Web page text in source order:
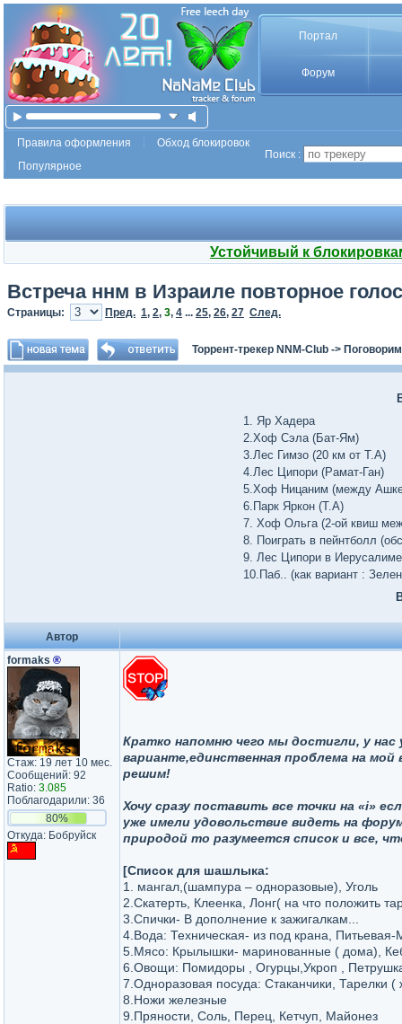
Портал
Форум
Правила оформления
Обход блокировок
Популярное
Поиск :
Устойчивый к
Встреча ннм в Израиле повторное
Страницы: Пред. 1, 2, 3, 4 ... 25, 26, 27 След.
Торрент-трекер NNM-Club -> Поговорим
1. Яр Хадера
2.Хоф Сэла (Бат-Ям)
3.Лес Гимзо (20 км от Т.А)
4.Лес Ципори (Рамат-Ган)
5.Хоф Ницаним (между
6.Парк Яркон (Т.А)
7. Хоф Ольга (2-ой квиш
8. Поиграть в пейнтболл
9. Лес Ципори в
10.Паб.. (как вариант :
Автор
formaks ®
Стаж: 19 лет 10 мес.
Сообщений: 92
Ratio: 3.085
Поблагодарили: 36
80%
Откуда: Бобруйск
Кратко напомню чего мы достигли, у
варианте,единственная проблема на
решим!
Хочу сразу поставить все точки на «i»
уже имели удовольствие видеть на
природой то разумеется список и все,
[Список для шашлыка:
1. мангал,(шампура – одноразовые), Уголь
2.Скатерть, Клеенка, Лонг( на что положить
3.Спички- В дополнение к зажигалкам...
4.Вода: Техническая- из под крана,
5.Мясо: Крылышки- маринованные ( дома),
6.Овощи: Помидоры , Огурцы,Укроп ,
7.Одноразовая посуда: Стаканчики, Тарелки
8.Ножи железные
9.Пряности, Соль, Перец, Кетчуп, Майонез